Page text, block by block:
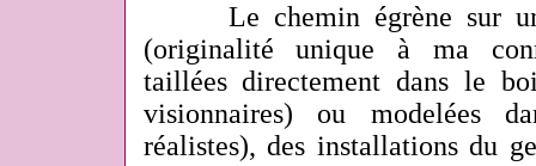
Le chemin égrène sur
(originalité unique à ma
taillées directement dans le
visionnaires) ou modelées
réalistes), des installations du